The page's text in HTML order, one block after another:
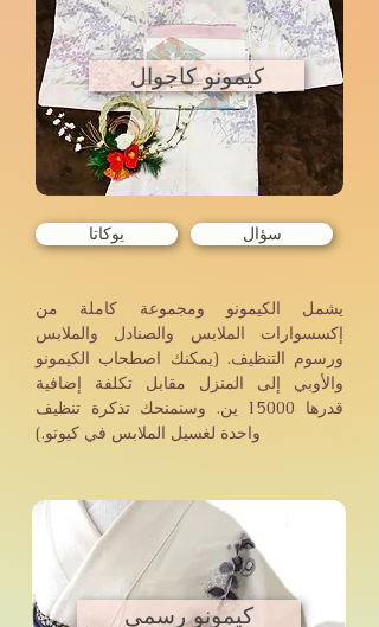
كيمونو كاجوال
يوكاتا سؤال
يشمل الكيمونو ومجموعة كاملة من
إكسسوارات الملابس والصنادل والملابس
ورسوم التنظيف. (يمكنك اصطحاب الكيمونو
والأوبي إلى المنزل مقابل تكلفة إضافية
قدرها 15000 ين. وسنمنحك تذكرة تنظيف
واحدة لغسيل الملابس في كيوتو.)
كيمونو رسمي